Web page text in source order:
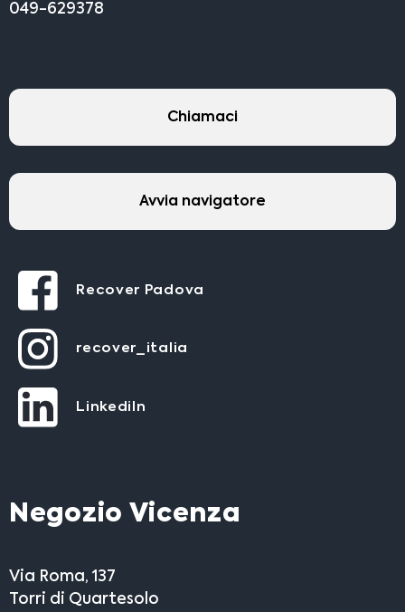
049-629378
Chiamaci
Avvia navigatore
Recover Padova
recover_italia
LinkediIn
Negozio Vicenza
Via Roma, 137
Torri di Quartesolo